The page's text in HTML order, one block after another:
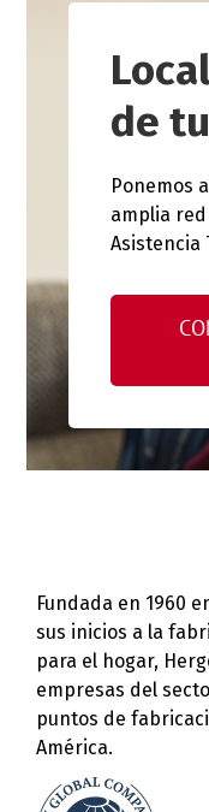
de
Ponemos
amplia
Asistencia
Fundada en 1960
sus inicios a la
para el hogar,
empresas del
puntos de
América.